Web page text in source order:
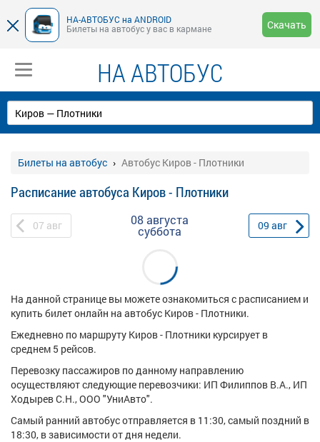
НА-АВТОБУС на ANDROID
Билеты на автобус у вас в кармане
Скачать
НА АВТОБУС
Билеты на автобус Автобус Киров - Плотники
Расписание автобуса Киров - Плотники
07 авг 08 августа
суббота 09 авг
На данной странице вы можете ознакомиться с расписанием и
купить билет онлайн на автобус Киров - Плотники.
Ежедневно по маршруту Киров - Плотники курсирует в
среднем 5 рейсов.
Перевозку пассажиров по данному направлению
осуществляют следующие перевозчики: ИП Филиппов В.А., ИП
Ходырев С.Н., ООО "УниАвто".
Самый ранний автобус отправляется в 11:30, самый поздний в
18:30, в зависимости от дня недели.